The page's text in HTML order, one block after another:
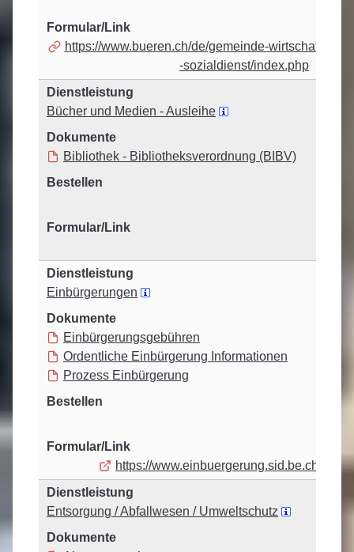
https://www.bueren.ch/de/gemeinde-wirtschaft/
-sozialdienst/index.php
Bücher und Medien - Ausleihe
Bibliothek - Bibliotheksverordnung (BIBV)
Einbürgerungen
Einbürgerungsgebühren
Ordentliche Einbürgerung Informationen
Prozess Einbürgerung
https://www.einbuergerung.sid.be.ch/de/
Entsorgung / Abfallwesen / Umweltschutz